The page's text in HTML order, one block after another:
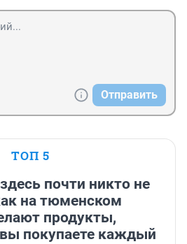
Отправить
ТОП 5
почти никто не
на тюменском
продукты,
покупаете каждый